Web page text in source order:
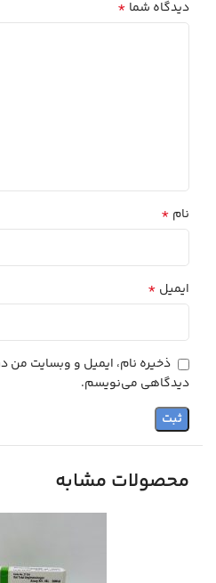
دیدگاه شما *
نام *
ایمیل *
ذخیره نام، ایمیل و وبسایت من
دیدگاهی می‌نویسم.
محصولات مشابه